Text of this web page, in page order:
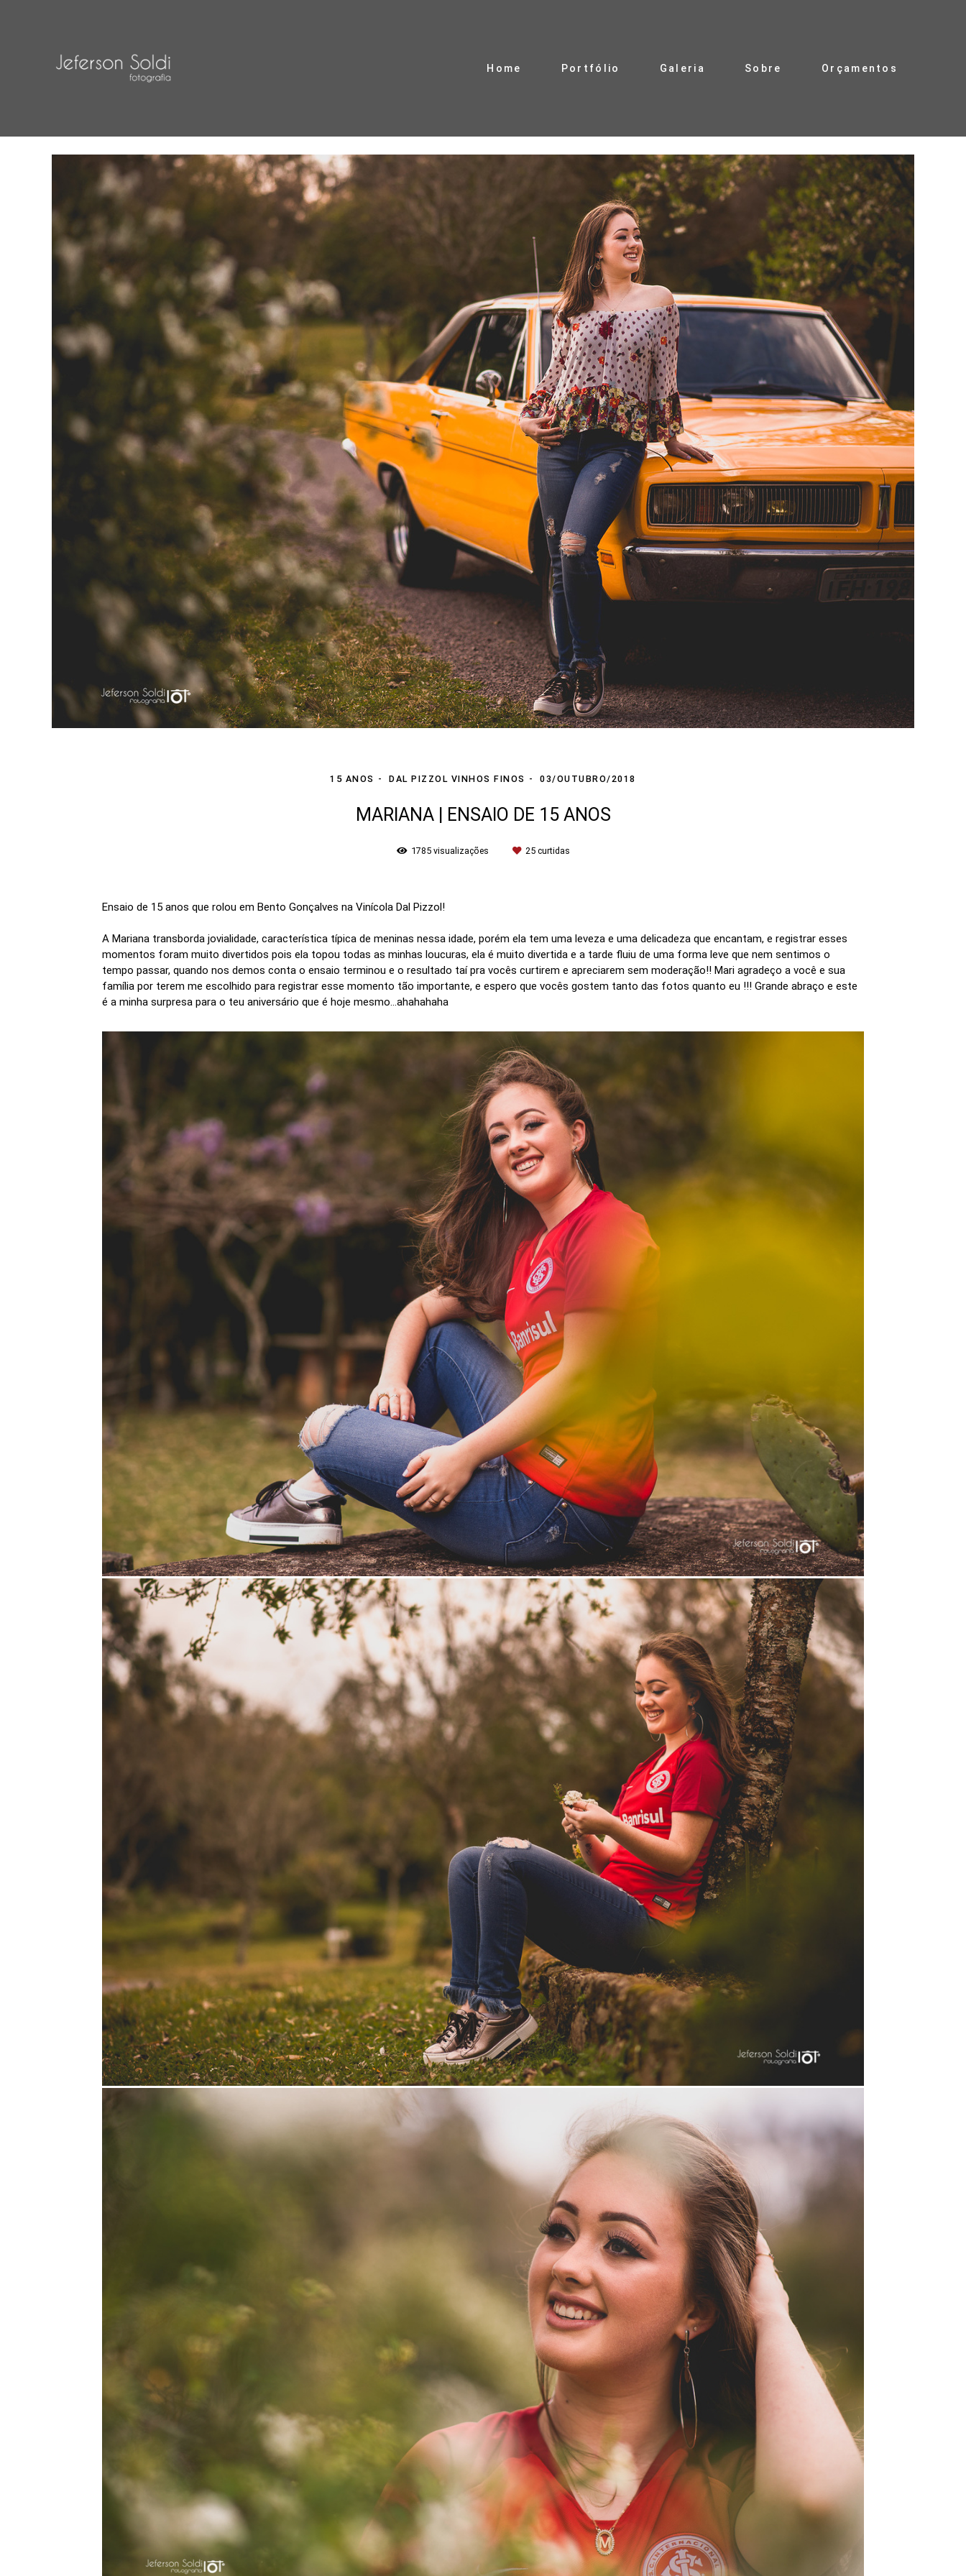
Home Portfólio Galeria Sobre Orçamentos
15 ANOS DAL PIZZOL VINHOS FINOS 03/OUTUBRO/2018
MARIANA | ENSAIO DE 15 ANOS
1785visualizações 25curtidas
Ensaio de 15 anos que rolou em Bento Gonçalves na Vinícola Dal Pizzol!
A Mariana transborda jovialidade, característica típica de meninas nessa idade, porém ela tem uma leveza e uma delicadeza que encantam, e registrar esses
momentos foram muito divertidos pois ela topou todas as minhas loucuras, ela é muito divertida e a tarde fluiu de uma forma leve que nem sentimos o
tempo passar, quando nos demos conta o ensaio terminou e o resultado taí pra vocês curtirem e apreciarem sem moderação!! Mari agradeço a você e sua
família por terem me escolhido para registrar esse momento tão importante, e espero que vocês gostem tanto das fotos quanto eu !!! Grande abraço e este
é a minha surpresa para o teu aniversário que é hoje mesmo...ahahahaha